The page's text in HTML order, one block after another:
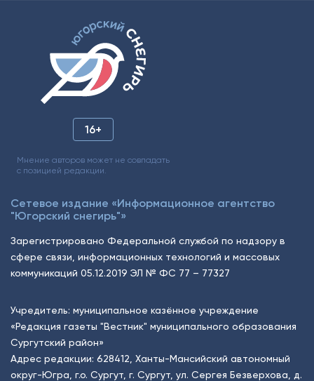
16+
Мнение авторов может не совпадать
с позицией редакции.
Сетевое издание «Информационное агентство
"Югорский снегирь"»
Зарегистрировано Федеральной службой по надзору в
сфере связи, информационных технологий и массовых
коммуникаций 05.12.2019 ЭЛ № ФС 77 – 77327
Учредитель: муниципальное казённое учреждение
«Редакция газеты "Вестник" муниципального образования
Сургутский район»
Адрес редакции: 628412, Ханты-Мансийский автономный
округ-Югра, г.о. Сургут, г. Сургут, ул. Сергея Безверхова, д.